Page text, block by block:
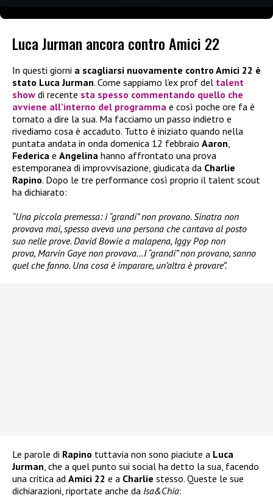
Luca Jurman ancora contro Amici 22
In questi giorni a scagliarsi nuovamente contro Amici 22 è
stato Luca Jurman. Come sappiamo l’ex prof del talent
show di recente sta spesso commentando quello che
avviene all’interno del programma e così poche ore fa è
tornato a dire la sua. Ma facciamo un passo indietro e
rivediamo cosa è accaduto. Tutto è iniziato quando nella
puntata andata in onda domenica 12 febbraio Aaron,
Federica e Angelina hanno affrontato una prova
estemporanea di improvvisazione, giudicata da Charlie
Rapino. Dopo le tre performance così proprio il talent scout
ha dichiarato:
“Una piccola premessa: i “grandi” non provano. Sinatra non
provava mai, spesso aveva una persona che cantava al posto
suo nelle prove. David Bowie a malapena, Iggy Pop non
prova, Marvin Gaye non provava…I “grandi” non provano, sanno
quel che fanno. Una cosa è imparare, un’altra è provare”.
Le parole di Rapino tuttavia non sono piaciute a Luca
Jurman, che a quel punto sui social ha detto la sua, facendo
una critica ad Amici 22 e a Charlie stesso. Queste le sue
dichiarazioni, riportate anche da Isa&Chia: